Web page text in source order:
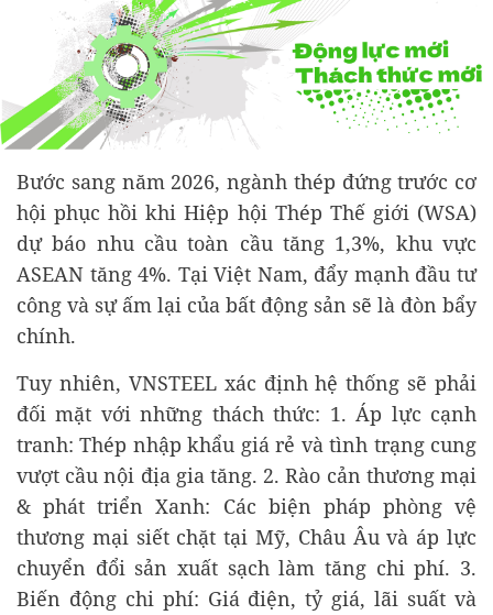
Bước sang năm 2026, ngành thép đứng trước cơ
hội phục hồi khi Hiệp hội Thép Thế giới (WSA)
dự báo nhu cầu toàn cầu tăng 1,3%, khu vực
ASEAN tăng 4%. Tại Việt Nam, đẩy mạnh đầu tư
công và sự ấm lại của bất động sản sẽ là đòn bẩy
chính.
Tuy nhiên, VNSTEEL xác định hệ thống sẽ phải
đối mặt với những thách thức: 1. Áp lực cạnh
tranh: Thép nhập khẩu giá rẻ và tình trạng cung
vượt cầu nội địa gia tăng. 2. Rào cản thương mại
& phát triển Xanh: Các biện pháp phòng vệ
thương mại siết chặt tại Mỹ, Châu Âu và áp lực
chuyển đổi sản xuất sạch làm tăng chi phí. 3.
Biến động chi phí: Giá điện, tỷ giá, lãi suất và